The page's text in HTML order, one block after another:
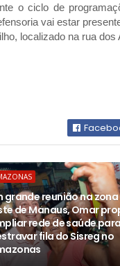
o ciclo de
vai estar
localizado na rua
grande reunião na zona
de Manaus, Omar
rede de saúde
fila do Sisreg no